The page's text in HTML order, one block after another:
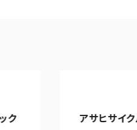
アサヒサイクル